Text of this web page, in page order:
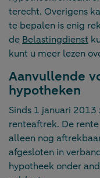
terecht. Overigens
te bepalen is enig
de Belastingdienst
kunt u meer lezen
Aanvullende
hypotheken
Sinds 1 januari
renteaftrek. De
alleen nog
afgesloten in
hypotheek onder